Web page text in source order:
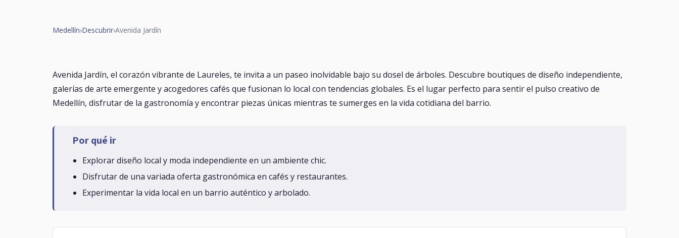
Medellín›Descubrir›Avenida Jardín
Avenida Jardín, el corazón vibrante de Laureles, te invita a un paseo inolvidable bajo su dosel de árboles. Descubre boutiques de diseño independiente,
galerías de arte emergente y acogedores cafés que fusionan lo local con tendencias globales. Es el lugar perfecto para sentir el pulso creativo de
Medellín, disfrutar de la gastronomía y encontrar piezas únicas mientras te sumerges en la vida cotidiana del barrio.
Por qué ir
Explorar diseño local y moda independiente en un ambiente chic.
Disfrutar de una variada oferta gastronómica en cafés y restaurantes.
Experimentar la vida local en un barrio auténtico y arbolado.